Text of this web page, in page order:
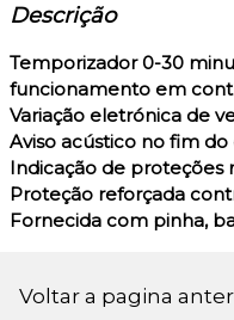
Descrição
Temporizador 0-30
funcionamento em
Variação eletrónica de
Aviso acústico no fim do
Indicação de proteções
Proteção reforçada
Fornecida com pinha,
Voltar a pagina